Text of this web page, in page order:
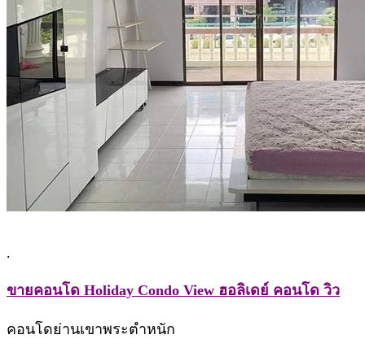
.
ขายคอนโด Holiday Condo View ฮอลิเดย์ คอนโด วิว
คอนโดย่านเขาพระตำหนัก